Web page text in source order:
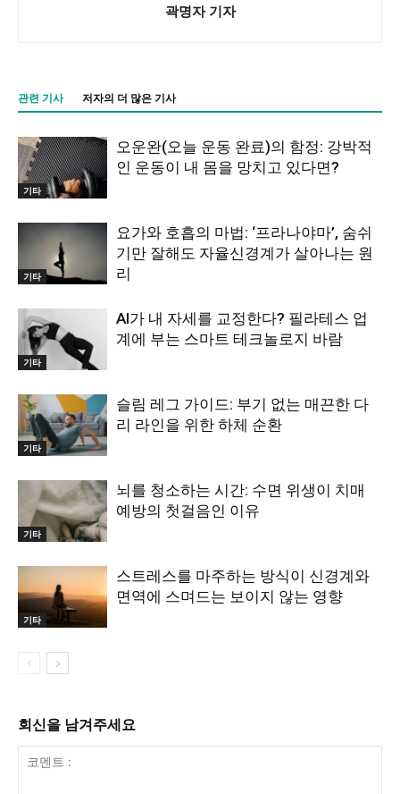
곽명자 기자
관련 기사 저자의 더 많은 기사
기타
오운완(오늘 운동 완료)의 함정: 강박적
인 운동이 내 몸을 망치고 있다면?
기타
요가와 호흡의 마법: ‘프라나야마’, 숨쉬
기만 잘해도 자율신경계가 살아나는 원
리
기타
AI가 내 자세를 교정한다? 필라테스 업
계에 부는 스마트 테크놀로지 바람
기타
슬림 레그 가이드: 부기 없는 매끈한 다
리 라인을 위한 하체 순환
기타
뇌를 청소하는 시간: 수면 위생이 치매
예방의 첫걸음인 이유
기타
스트레스를 마주하는 방식이 신경계와
면역에 스며드는 보이지 않는 영향
회신을 남겨주세요